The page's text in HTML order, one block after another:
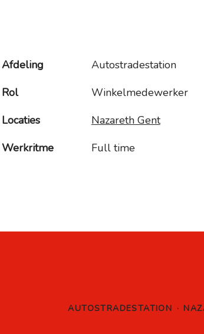
Afdeling
Autostradestation
Rol
Winkelmedewerker
Locaties
Nazareth Gent
Werkritme
Full time
AUTOSTRADESTATION ·